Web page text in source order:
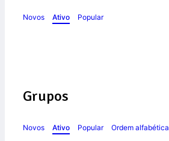
Novos Ativo Popular
Grupos
Novos Ativo Popular Ordem alfabética